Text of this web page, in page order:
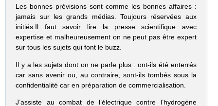
Les bonnes prévisions sont comme les bonnes affaires :
jamais sur les grands médias. Toujours réservées aux
initiés.Il faut savoir lire la presse scientifique avec
expertise et malheureusement on ne peut pas être expert
sur tous les sujets qui font le buzz.
Il y a les sujets dont on ne parle plus : ont-ils été enterrés
car sans avenir ou, au contraire, sont-ils tombés sous la
confidentialité car en préparation de commercialisation.
J’assiste au combat de l’électrique contre l’hydrogène